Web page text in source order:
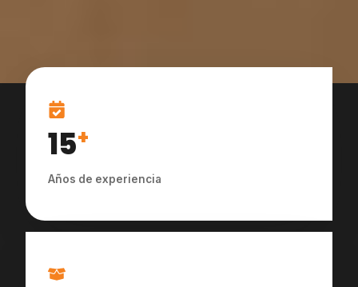
15+
Años de experiencia